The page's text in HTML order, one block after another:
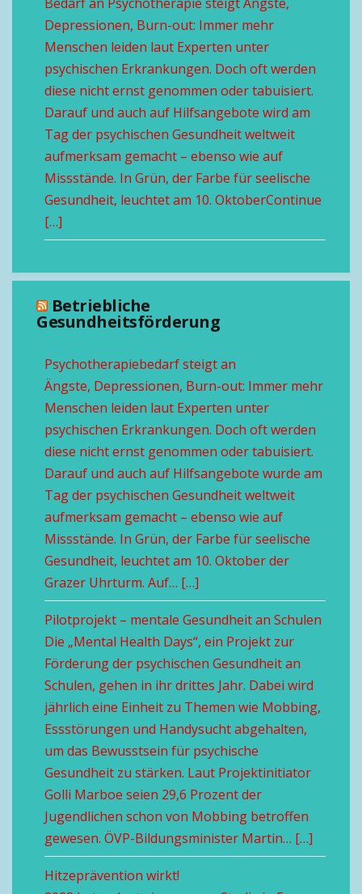
Depressionen, Burn-out: Immer mehr
Menschen leiden laut Experten unter
psychischen Erkrankungen. Doch oft werden
diese nicht ernst genommen oder tabuisiert.
Darauf und auch auf Hilfsangebote wird am
Tag der psychischen Gesundheit weltweit
aufmerksam gemacht – ebenso wie auf
Missstände. In Grün, der Farbe für seelische
Gesundheit, leuchtet am 10. OktoberContinue
[…]
Betriebliche
Gesundheitsförderung
Psychotherapiebedarf steigt an
Ängste, Depressionen, Burn-out: Immer mehr
Menschen leiden laut Experten unter
psychischen Erkrankungen. Doch oft werden
diese nicht ernst genommen oder tabuisiert.
Darauf und auch auf Hilfsangebote wurde am
Tag der psychischen Gesundheit weltweit
aufmerksam gemacht – ebenso wie auf
Missstände. In Grün, der Farbe für seelische
Gesundheit, leuchtet am 10. Oktober der
Grazer Uhrturm. Auf… […]
Pilotprojekt – mentale Gesundheit an Schulen
Die „Mental Health Days“, ein Projekt zur
Förderung der psychischen Gesundheit an
Schulen, gehen in ihr drittes Jahr. Dabei wird
jährlich eine Einheit zu Themen wie Mobbing,
Essstörungen und Handysucht abgehalten,
um das Bewusstsein für psychische
Gesundheit zu stärken. Laut Projektinitiator
Golli Marboe seien 29,6 Prozent der
Jugendlichen schon von Mobbing betroffen
gewesen. ÖVP-Bildungsminister Martin… […]
Hitzeprävention wirkt!